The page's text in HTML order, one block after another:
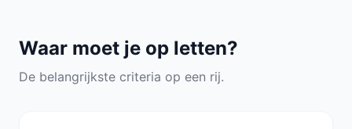
Waar moet je op letten?
De belangrijkste criteria op een rij.